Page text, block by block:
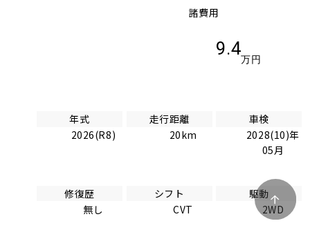
諸費用
9.4
万円
年式
2026(R8)
走行距離
20km
車検
2028(10)年
05月
修復歴
無し
シフト
CVT
駆動
2WD